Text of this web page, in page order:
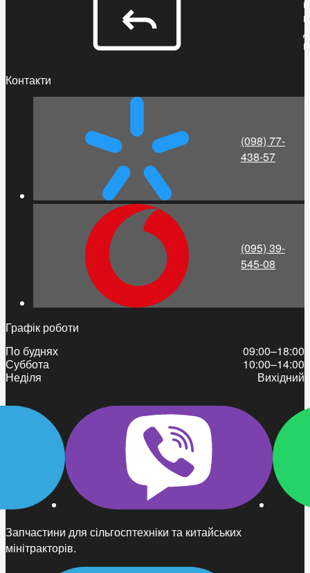
Запчастини для сільгосптехніки та китайських
мінітракторів.
Контакти
(098) 77-
438-57
(095) 39-
545-08
Графік роботи
По буднях
09:00–18:00
Суббота
10:00–14:00
Неділя
Вихідний